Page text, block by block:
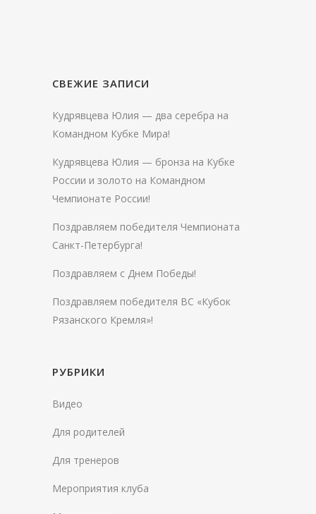
СВЕЖИЕ ЗАПИСИ
Кудрявцева Юлия — два серебра на
Командном Кубке Мира!
Кудрявцева Юлия — бронза на Кубке
России и золото на Командном
Чемпионате России!
Поздравляем победителя Чемпионата
Санкт-Петербурга!
Поздравляем с Днем Победы!
Поздравляем победителя ВС «Кубок
Рязанского Кремля»!
РУБРИКИ
Видео
Для родителей
Для тренеров
Мероприятия клуба